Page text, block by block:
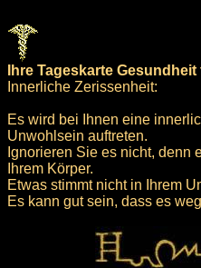
Ihre Tageskarte
Innerliche Zerissenheit:
Es wird bei Ihnen eine
Unwohlsein auftreten.
Ignorieren Sie es nicht, denn
Ihrem Körper.
Etwas stimmt nicht in Ihrem
Es kann gut sein, dass es